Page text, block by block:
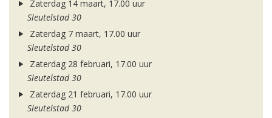
Zaterdag 14 maart, 17.00 uur
Sleutelstad 30
Zaterdag 7 maart, 17.00 uur
Sleutelstad 30
Zaterdag 28 februari, 17.00 uur
Sleutelstad 30
Zaterdag 21 februari, 17.00 uur
Sleutelstad 30